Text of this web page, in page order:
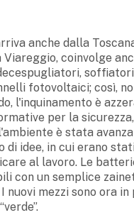
anche dalla
Viareggio, coinvolge
fotovoltaici; così,
l'inquinamento è
per la
è stata
di idee, in cui erano
al lavoro. Le
con un semplice
mezzi sono ora